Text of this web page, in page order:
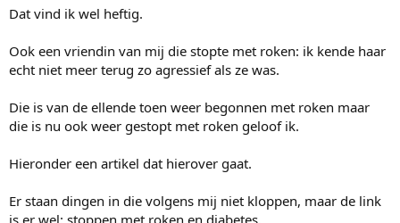
Dat vind ik wel heftig.
Ook een vriendin van mij die stopte met roken: ik kende haar
echt niet meer terug zo agressief als ze was.
Die is van de ellende toen weer begonnen met roken maar
die is nu ook weer gestopt met roken geloof ik.
Hieronder een artikel dat hierover gaat.
Er staan dingen in die volgens mij niet kloppen, maar de link